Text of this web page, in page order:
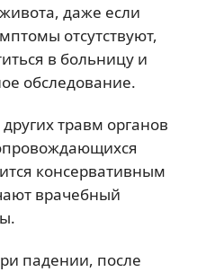
даже если
отсутствуют,
в больницу и
обследование.
травм органов
консервативным
врачебный
падении, после